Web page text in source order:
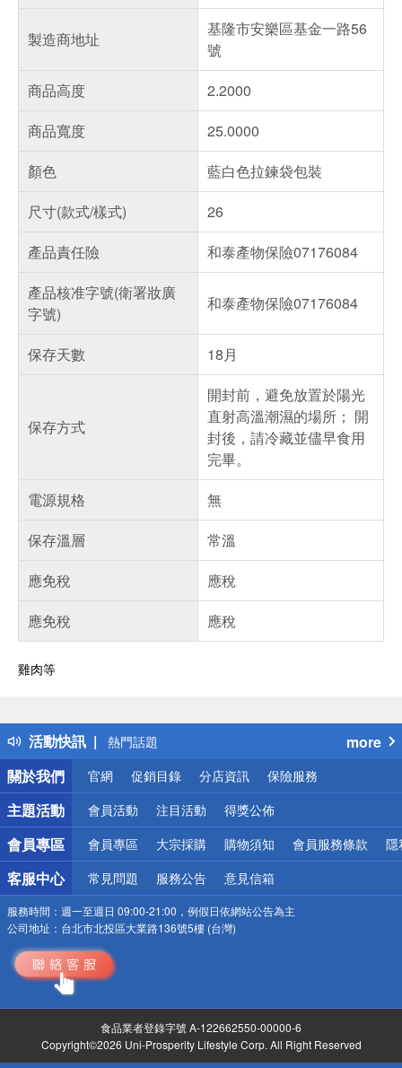
製造商地址
基隆市安樂區基金一路56
號
商品高度
2.2000
商品寬度
25.0000
顏色
藍白色拉鍊袋包裝
尺寸(款式/樣式)
26
產品責任險
和泰產物保險07176084
產品核准字號(衛署妝廣
字號)
和泰產物保險07176084
保存天數 18月
保存方式
開封前，避免放置於陽光
直射高溫潮濕的場所； 開
封後，請冷藏並儘早食用
完畢。
電源規格
無
保存溫層
常溫
應免稅
應稅
應免稅
應稅
雞肉等
活動快訊
得獎公告
熱門話題
銀行優惠
偏遠地區配送
詐騙網頁！請小心！
more
關於我們
官網 促銷目錄 分店資訊 保險服務
主題活動 會員活動 注目活動 得獎公佈
會員專區 會員專區 大宗採購 購物須知 會員服務條款 隱
客服中心 常見問題 服務公告 意見信箱
服務時間： 週一至週日 09:00-21:00，例假日依網站公告為主
公司地址： 台北市北投區大業路136號5樓 (台灣)
食品業者登錄字號 A-122662550-00000-6
Copyright©2026 Uni-Prosperity Lifestyle Corp. All Right Reserved